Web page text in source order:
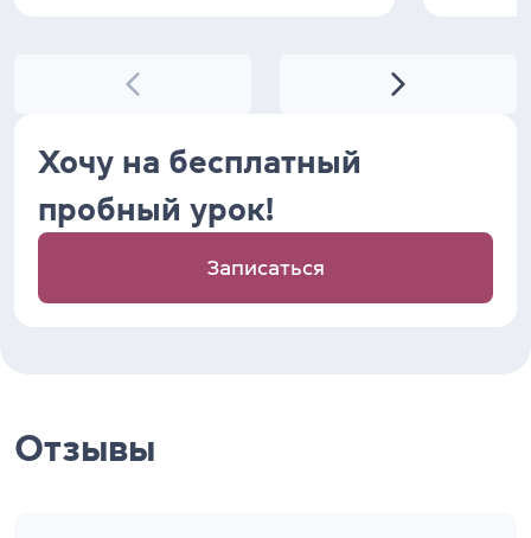
Хочу на бесплатный
пробный урок!
Записаться
Отзывы